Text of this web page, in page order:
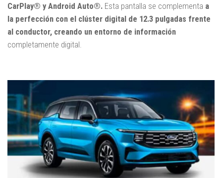
CarPlay® y Android Auto®. Esta pantalla se complementa a
la perfección con el clúster digital de 12.3 pulgadas frente
al conductor, creando un entorno de información
completamente digital.